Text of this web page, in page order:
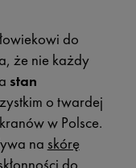
do
że nie każdy
stan
o twardej
w Polsce.
na skórę